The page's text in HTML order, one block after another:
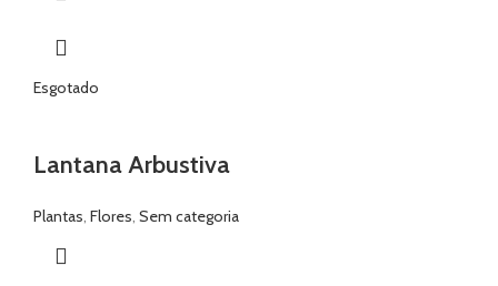
Esgotado
Lantana Arbustiva
Plantas Flores Sem categoria